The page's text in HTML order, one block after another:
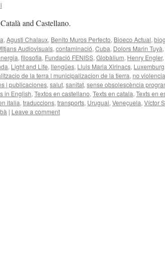
and Castellano.
, Agusti Chalaux, Benito Muros Perfecto, Bioeco Actual,
Audiovisuals, contaminació, Cuba, Dolors Marin Tuyà,
, filosofia, Fundació FENISS, Globàlium, Henry Engler,
, Light and Life, llengües, Lluis Maria Xirinacs, Luxemburg
de la terra | municipalizacion de la tierra, no violencia
| publicaciones, salut, sanitat, sense obsolescència
in English, Textos en castellano, Texts en catala, Texts en
italia, traduccions, transports, Uruguai, Veneçuela, Víctor
| Leave a comment